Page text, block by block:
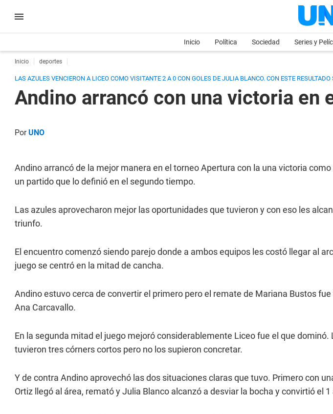
Inicio Política Sociedad Series y
Inicio deportes
LAS AZULES VENCIERON A LICEO COMO VISITANTE 2 A 0 CON GOLES DE JULIA BLANCO. CON ESTE
Andino arrancó con una victoria en
PorUNO
Andino arrancó de la mejor manera en el torneo Apertura con la una victoria
un partido que lo definió en el segundo tiempo.
Las azules aprovecharon mejor las oportunidades que tuvieron y con eso les
triunfo.
El encuentro comenzó siendo parejo donde a ambos equipos les costó llegar al
juego se centró en la mitad de cancha.
Andino estuvo cerca de convertir el primero pero el remate de Mariana Bustos
Ana Carcavallo.
En la segunda mitad el juego mejoró considerablemente Liceo fue el que dominó.
tuvieron tres córners cortos pero no los supieron concretar.
Y de contra Andino aprovechó las dos situaciones claras que tuvo. Primero con
Ortiz llegó al área, remató y Julia Blanco alcanzó a desviar la bocha y convirtió el 1